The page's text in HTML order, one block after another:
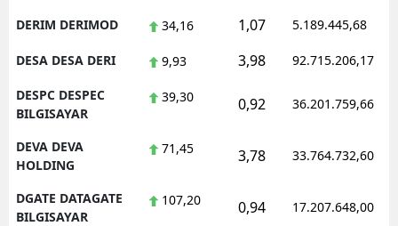
DERIM DERIMOD 34,16 1,07 5.189.445,68
DESA DESA DERI 9,93 3,98 92.715.206,17
DESPC DESPEC
BILGISAYAR
39,30 0,92 36.201.759,66
DEVA DEVA
HOLDING
71,45 3,78 33.764.732,60
DGATE DATAGATE
BILGISAYAR
107,20 0,94 17.207.648,00